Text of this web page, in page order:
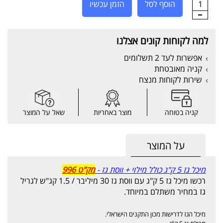
1 הוסף לסל הזמן עכשיו
למה לקוחות קונים אצלנו
אפשרות לעד 2 תשלומים
קניה מאובטחת
שירות לקוחות מנצח
קניה בטוחה מוצר באחריות שאל על המוצר
על המוצר
מיכל גז 5 ק"ג כולל מילוי + ווסת גז -
מק"ט 996
רכשו מיכל גז 5 ק"ג עם ווסת גז 30 מיליבר / 1.5 קג"ש לגריל
גז במחיר משתלם במיוחד.
מיכל הגז לדרישות מכון התקנים הישראלי.